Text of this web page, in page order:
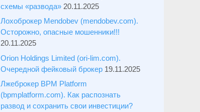
схемы «развода» 20.11.2025
Лохоброкер Mendobev (mendobev.com).
Осторожно, опасные мошенники!!!
20.11.2025
Orion Holdings Limited (ori-lim.com).
Очередной фейковый брокер 19.11.2025
Лжеброкер BPM Platform
(bpmplatform.com). Как распознать
развод и сохранить свои инвестиции?